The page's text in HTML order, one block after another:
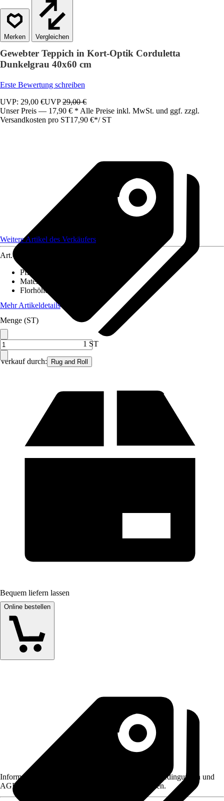
Vergleichen
Gewebter Teppich in Kort-Optik Corduletta
Dunkelgrau 40x60 cm
Erste Bewertung schreiben
UVP: 29,00 €UVP29,00 €
Unser Preis — 17,90 € * Alle Preise inkl. MwSt. und ggf. zzgl.
Versandkosten pro ST17,90 €*/ ST
Verkauf durch: Rug and Roll
Weitere Artikel des Verkäufers
Art.-Nr.
Pflegehinweis
Material
Florhöhe (ca.)
Mehr Artikeldetails
Menge (ST)
1 ST
Bequem liefern lassen
Online bestellen
Informationen des Verkäufers, wie z. B. Rückgabebedingungen und
AGB, finden Sie bei Klick auf den Verkäufernamen.